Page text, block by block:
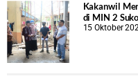
Kakanwil
di MIN 2
15 Oktober